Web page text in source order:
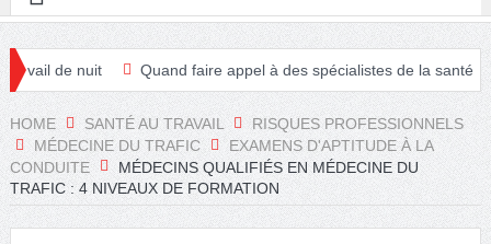
Quand faire appel à des spécialistes de la santé et sécurité au
HOME SANTÉ AU TRAVAIL
RISQUES PROFESSIONNELS
MÉDECINE DU TRAFIC
EXAMENS D'APTITUDE À LA
CONDUITE
MÉDECINS QUALIFIÉS EN MÉDECINE DU
TRAFIC : 4 NIVEAUX DE FORMATION